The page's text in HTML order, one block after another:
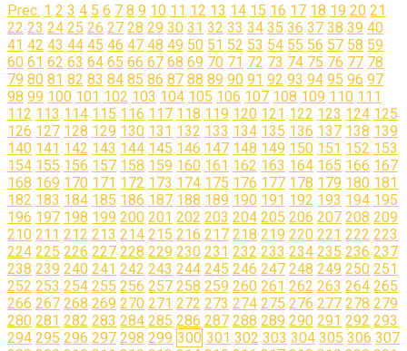
Prec. 1 2 3 4 5 6 7 8 9 10 11 12 13 14 15 16 17 18 19 20 21
22 23 24 25 26 27 28 29 30 31 32 33 34 35 36 37 38 39 40
41 42 43 44 45 46 47 48 49 50 51 52 53 54 55 56 57 58 59
60 61 62 63 64 65 66 67 68 69 70 71 72 73 74 75 76 77 78
79 80 81 82 83 84 85 86 87 88 89 90 91 92 93 94 95 96 97
98 99 100 101 102 103 104 105 106 107 108 109 110 111
112 113 114 115 116 117 118 119 120 121 122 123 124 125
126 127 128 129 130 131 132 133 134 135 136 137 138 139
140 141 142 143 144 145 146 147 148 149 150 151 152 153
154 155 156 157 158 159 160 161 162 163 164 165 166 167
168 169 170 171 172 173 174 175 176 177 178 179 180 181
182 183 184 185 186 187 188 189 190 191 192 193 194 195
196 197 198 199 200 201 202 203 204 205 206 207 208 209
210 211 212 213 214 215 216 217 218 219 220 221 222 223
224 225 226 227 228 229 230 231 232 233 234 235 236 237
238 239 240 241 242 243 244 245 246 247 248 249 250 251
252 253 254 255 256 257 258 259 260 261 262 263 264 265
266 267 268 269 270 271 272 273 274 275 276 277 278 279
280 281 282 283 284 285 286 287 288 289 290 291 292 293
294 295 296 297 298 299 300 301 302 303 304 305 306 307